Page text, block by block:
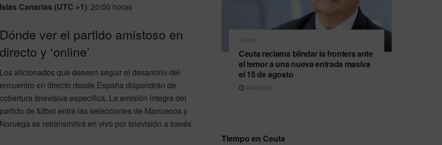
Islas Canarias (UTC +1): 20:00 horas
Dónde ver el partido amistoso en
directo y ‘online’
Los aficionados que deseen seguir el desarrollo del
encuentro en directo desde España dispondrán de
cobertura televisiva específica. La emisión íntegra del
partido de fútbol entre las selecciones de Marruecos y
Noruega se retransmitirá en vivo por televisión a través
CEUTA
Ceuta reclama blindar la frontera ante
el temor a una nueva entrada masiva
el 15 de agosto
06/08/2026
Tiempo en Ceuta